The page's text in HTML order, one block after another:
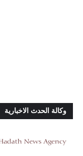
وكالة الحدث الاخبارية